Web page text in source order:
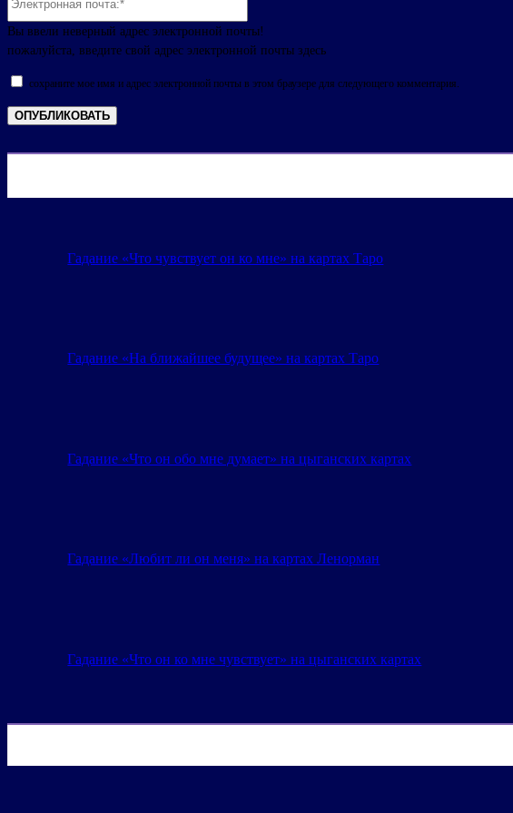
Вы ввели неверный адрес электронной почты!
пожалуйста, введите свой адрес электронной почты здесь
сохраните мое имя и адрес электронной почты в этом браузере для следующего комментария.
Гадание «Что чувствует он ко мне» на картах Таро
Гадание «На ближайшее будущее» на картах Таро
Гадание «Что он обо мне думает» на цыганских картах
Гадание «Любит ли он меня» на картах Ленорман
Гадание «Что он ко мне чувствует» на цыганских картах